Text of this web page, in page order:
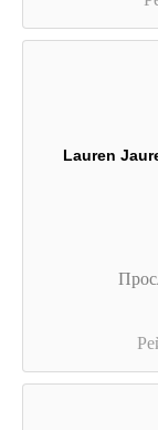
Lauren